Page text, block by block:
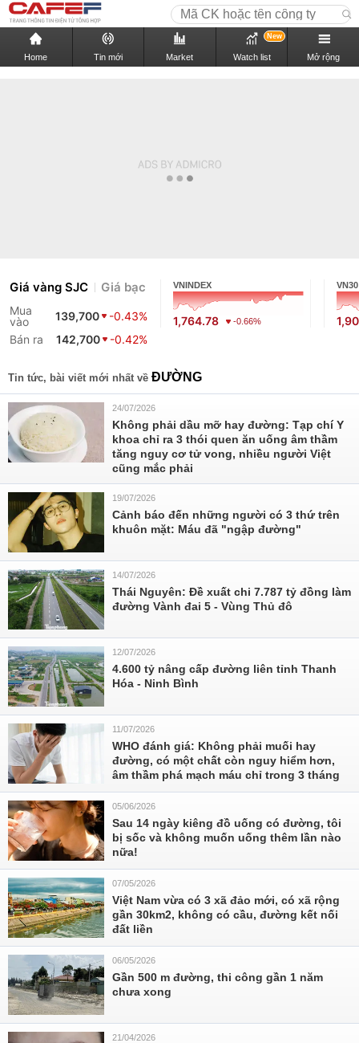
Home Tin mới Market Watch list
New
Mở rộng
Giá vàng SJC Giá bạc
Mua
vào
139,700
-0.43%
Bán ra
142,700 -0.42%
VNINDEX
1,764.78 -0.66%
VN30
Tin tức, bài viết mới nhất về ĐƯỜNG
24/07/2026
Không phải dầu mỡ hay đường: Tạp chí Y
khoa chỉ ra 3 thói quen ăn uống âm thầm
tăng nguy cơ tử vong, nhiều người Việt
cũng mắc phải
19/07/2026
Cảnh báo đến những người có 3 thứ trên
khuôn mặt: Máu đã "ngập đường"
14/07/2026
Thái Nguyên: Đề xuất chi 7.787 tỷ đồng làm
đường Vành đai 5 - Vùng Thủ đô
12/07/2026
4.600 tỷ nâng cấp đường liên tỉnh Thanh
Hóa - Ninh Bình
11/07/2026
WHO đánh giá: Không phải muối hay
đường, có một chất còn nguy hiểm hơn,
âm thầm phá mạch máu chỉ trong 3 tháng
05/06/2026
Sau 14 ngày kiêng đồ uống có đường, tôi
bị sốc và không muốn uống thêm lần nào
nữa!
07/05/2026
Việt Nam vừa có 3 xã đảo mới, có xã rộng
gần 30km2, không có cầu, đường kết nối
đất liền
06/05/2026
Gần 500 m đường, thi công gần 1 năm
chưa xong
21/04/2026